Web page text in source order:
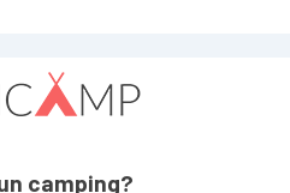
camping?